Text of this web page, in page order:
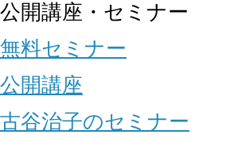
公開講座・セミナー
無料セミナー
公開講座
古谷治子のセミナー